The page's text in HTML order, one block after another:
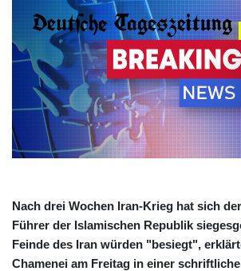
Nach drei Wochen Iran-Krieg hat sich
Führer der Islamischen Republik
Feinde des Iran würden "besiegt",
Chamenei am Freitag in einer